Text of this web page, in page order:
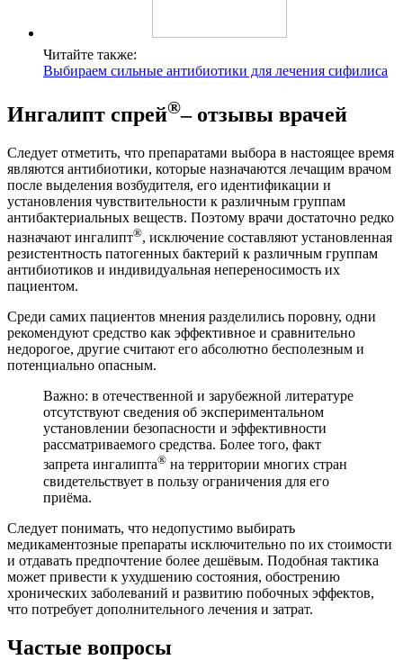
Читайте также:
Выбираем сильные антибиотики для лечения сифилиса
Ингалипт спрей®– отзывы врачей
Следует отметить, что препаратами выбора в настоящее время
являются антибиотики, которые назначаются лечащим врачом
после выделения возбудителя, его идентификации и
установления чувствительности к различным группам
антибактериальных веществ. Поэтому врачи достаточно редко
назначают ингалипт®, исключение составляют установленная
резистентность патогенных бактерий к различным группам
антибиотиков и индивидуальная непереносимость их
пациентом.
Среди самих пациентов мнения разделились поровну, одни
рекомендуют средство как эффективное и сравнительно
недорогое, другие считают его абсолютно бесполезным и
потенциально опасным.
Важно: в отечественной и зарубежной литературе
отсутствуют сведения об экспериментальном
установлении безопасности и эффективности
рассматриваемого средства. Более того, факт
запрета ингалипта® на территории многих стран
свидетельствует в пользу ограничения для его
приёма.
Следует понимать, что недопустимо выбирать
медикаментозные препараты исключительно по их стоимости
и отдавать предпочтение более дешёвым. Подобная тактика
может привести к ухудшению состояния, обострению
хронических заболеваний и развитию побочных эффектов,
что потребует дополнительного лечения и затрат.
Частые вопросы